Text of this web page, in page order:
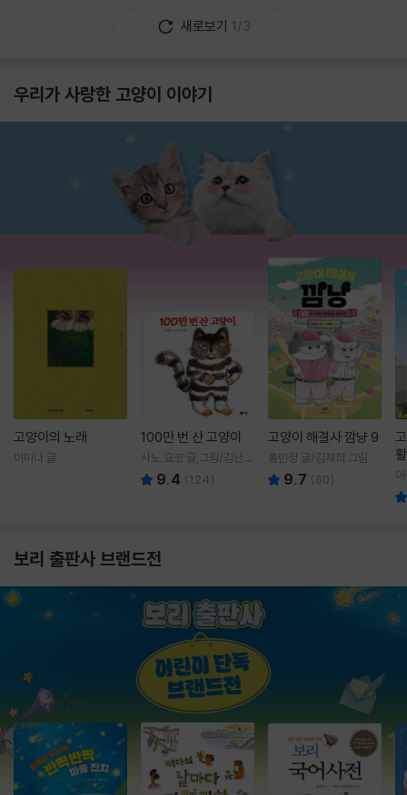
새로보기 1/3
우리가 사랑한 고양이 이야기
고양이의 노래
이미나 글
100만 번 산 고양이
사노 요코 글,그림/김난주
역 9.4 (124)
고양이 해결사 깜냥 9
홍민정 글/김재희 그림
9.7 (60)
보리 출판사 브랜드전